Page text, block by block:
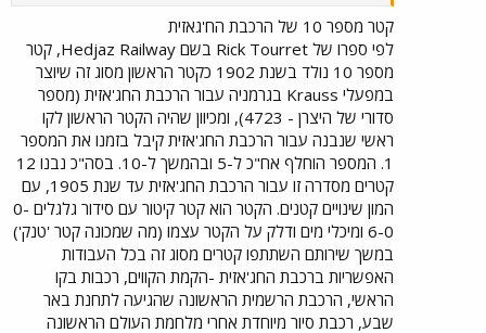
קטר מספר 10 של הרכבת הח'גאזית
לפי ספרו של Rick Tourret בשם Hedjaz Railway, קטר
מספר 10 נולד בשנת 1902 כקטר הראשון מסוג זה שיוצר
במפעלי Krauss בגרמניה עבור הרכבת החג'אזית (מספר
סדורי של היצרן - 4723), ומכיוון שהיה הקטר הראשון לקו
ראשי שנבנה עבור הרכבת החג'אזית קיבל בזמנו את המספר
1. המספר הוחלף אח"כ ל-5 ובהמשך ל-10. בסה"כ נבנו 12
קטרים מסדרה זו עבור הרכבת החג'אזית עד שנת 1905, עם
המון שינויים קטנים. הקטר הוא קטר קיטור עם סידור גלגלים 0-
6-0 ומיכלי מים ודלק על הקטר עצמו (מה שמכונה קטר 'טנק')
במשך שירותם השתתפו קטרים מסוג זה בכל העבודות
האפשריות ברכבת החג'אזית -הקמת הקווים, רכבות בקו
הראשי, הרכבת הרשמית הראשונה שהגיעה לתחנת באר
שבע, רכבת סיור מיוחדת אחרי מלחמת העולם הראשונה